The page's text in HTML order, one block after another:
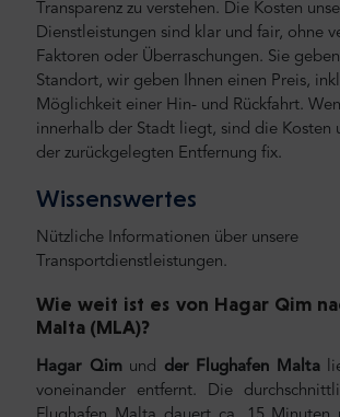
Transparenz zu verstehen. Die Kosten
Dienstleistungen sind klar und fair, ohne
Faktoren oder Überraschungen. Sie
Standort, wir geben Ihnen einen Preis,
Möglichkeit einer Hin- und Rückfahrt.
innerhalb der Stadt liegt, sind die Kosten
der zurückgelegten Entfernung fix.
Wissenswertes
Nützliche Informationen über unsere
Transportdienstleistungen.
Wie weit ist es von Hagar Qim
Malta (MLA)?
Hagar Qimund der Flughafen Malta
voneinander entfernt. Die